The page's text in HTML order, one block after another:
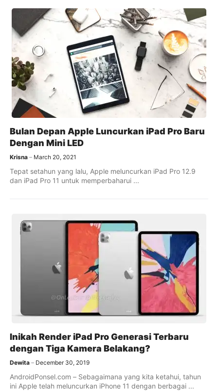
Bulan Depan Apple Luncurkan iPad Pro Baru
Dengan Mini LED
Krisna March 20, 2021
Tepat setahun yang lalu, Apple meluncurkan iPad Pro 12.9
dan iPad Pro 11 untuk memperbaharui ...
Inikah Render iPad Pro Generasi Terbaru
dengan Tiga Kamera Belakang?
Dewita December 30, 2019
AndroidPonsel.com – Sebagaimana yang kita ketahui, tahun
ini Apple telah meluncurkan iPhone 11 dengan berbagai ...